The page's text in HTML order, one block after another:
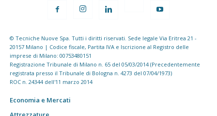
© Tecniche Nuove Spa. Tutti i diritti riservati. Sede legale Via Eritrea 21 -
20157 Milano | Codice fiscale, Partita IVA e Iscrizione al Registro delle
imprese di Milano: 00753480151
Registrazione Tribunale di Milano n. 65 del 05/03/2014 (Precedentemente
registrata presso il Tribunale di Bologna n. 4273 del 07/04/1973)
ROC n. 24344 dell'11 marzo 2014
Economia e Mercati